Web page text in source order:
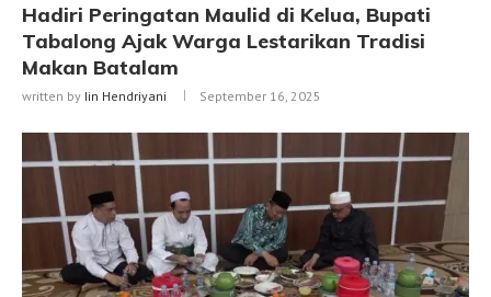
Hadiri Peringatan Maulid di Kelua, Bupati
Tabalong Ajak Warga Lestarikan Tradisi
Makan Batalam
written by Iin Hendriyani September 16, 2025